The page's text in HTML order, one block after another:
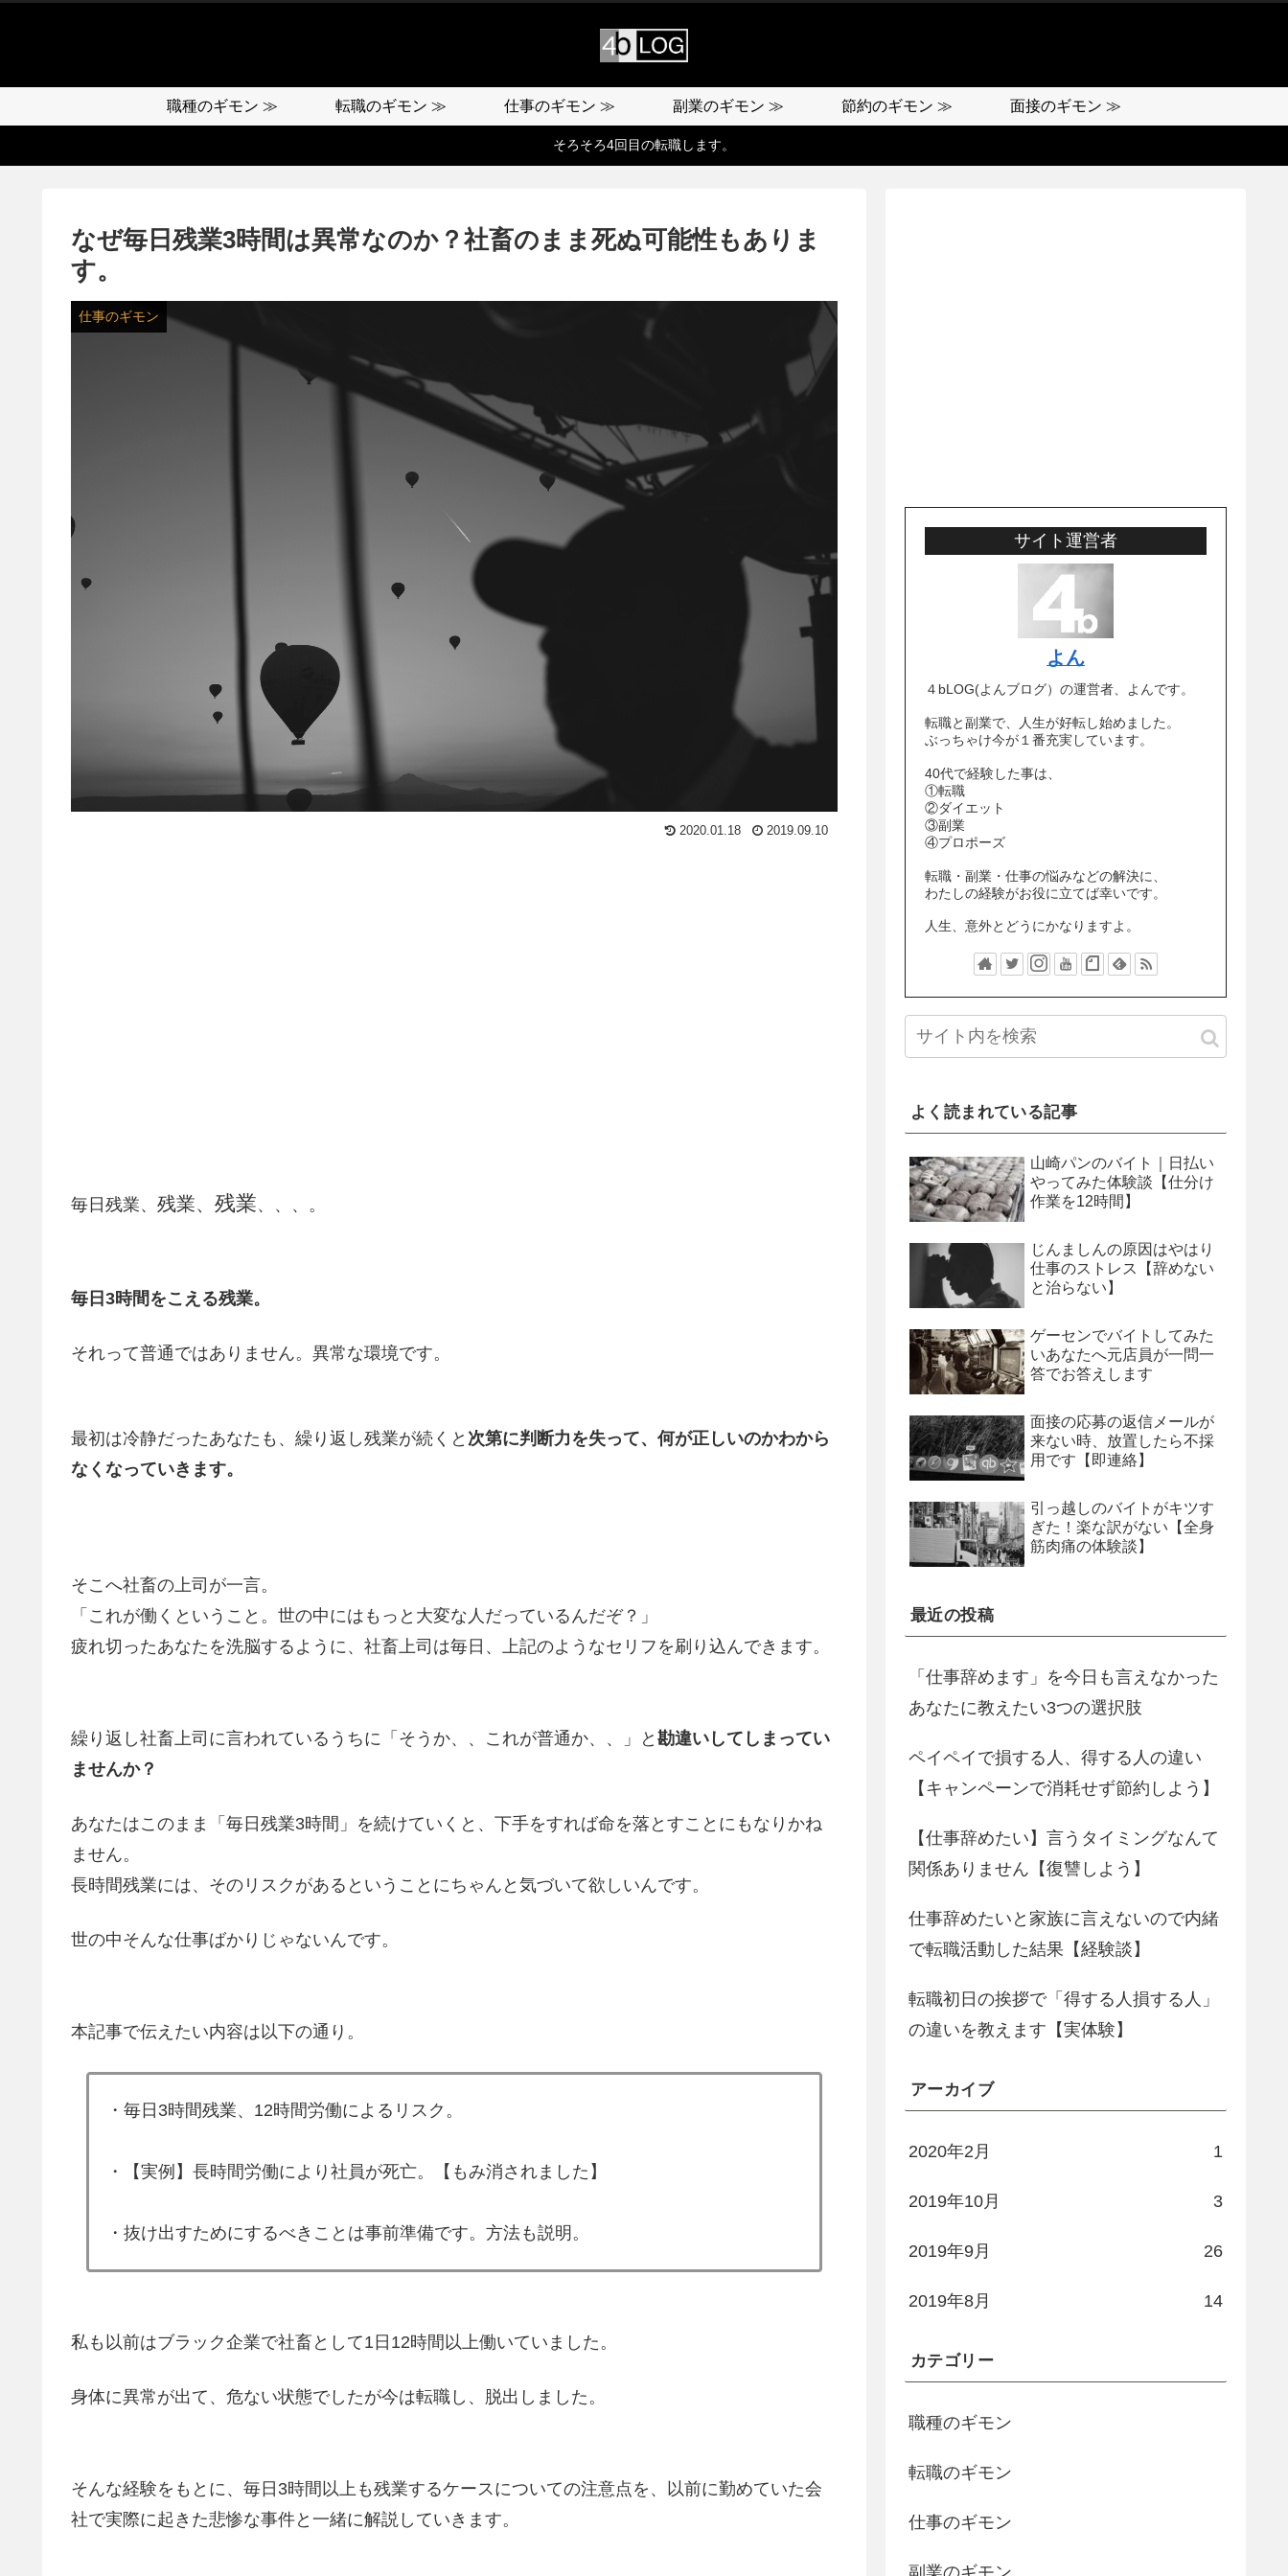
職種のギモン ≫ 転職のギモン ≫ 仕事のギモン ≫ 副業のギモン ≫ 節約のギモン ≫ 面接のギモン ≫
そろそろ4回目の転職します。
なぜ毎日残業3時間は異常なのか？社畜のまま死ぬ可能性もありま
す。
仕事のギモン
2020.01.18 2019.09.10
毎日残業、 残業、 残業、、、。
毎日3時間をこえる残業。
それって普通ではありません。異常な環境です。
最初は冷静だったあなたも、繰り返し残業が続くと 次第に判断力を失って、何が正しいのかわから
なくなっていきます。
そこへ社畜の上司が一言。
「これが働くということ。世の中にはもっと大変な人だっているんだぞ？」
疲れ切ったあなたを洗脳するように、社畜上司は毎日、上記のようなセリフを刷り込んできます。
繰り返し社畜上司に言われているうちに「そうか、、これが普通か、、」と 勘違いしてしまってい
ませんか？
あなたはこのまま「毎日残業3時間」を続けていくと、下手をすれば命を落とすことにもなりかね
ません。
長時間残業には、そのリスクがあるということにちゃんと気づいて欲しいんです。
世の中そんな仕事ばかりじゃないんです。
本記事で伝えたい内容は以下の通り。
・毎日3時間残業、12時間労働によるリスク。
・【実例】長時間労働により社員が死亡。【もみ消されました】
・抜け出すためにするべきことは事前準備です。方法も説明。
私も以前はブラック企業で社畜として1日12時間以上働いていました。
身体に異常が出て、危ない状態でしたが今は転職し、脱出しました。
そんな経験をもとに、毎日3時間以上も残業するケースについての注意点を、以前に勤めていた会
社で実際に起きた悲惨な事件と一緒に解説していきます。
サイト運営者
よん
４bLOG(よんブログ）の運営者、よんです。
転職と副業で、人生が好転し始めました。
ぶっちゃけ今が１番充実しています。
40代で経験した事は、
①転職
②ダイエット
③副業
④プロポーズ
転職・副業・仕事の悩みなどの解決に、
わたしの経験がお役に立てば幸いです。
人生、意外とどうにかなりますよ。
よく読まれている記事
山崎パンのバイト｜日払い
やってみた体験談【仕分け
作業を12時間】
じんましんの原因はやはり
仕事のストレス【辞めない
と治らない】
ゲーセンでバイトしてみた
いあなたへ元店員が一問一
答でお答えします
面接の応募の返信メールが
来ない時、放置したら不採
用です【即連絡】
引っ越しのバイトがキツす
ぎた！楽な訳がない【全身
筋肉痛の体験談】
最近の投稿
「仕事辞めます」を今日も言えなかった
あなたに教えたい3つの選択肢
ペイペイで損する人、得する人の違い
【キャンペーンで消耗せず節約しよう】
【仕事辞めたい】言うタイミングなんて
関係ありません【復讐しよう】
仕事辞めたいと家族に言えないので内緒
で転職活動した結果【経験談】
転職初日の挨拶で「得する人損する人」
の違いを教えます【実体験】
アーカイブ
2020年2月 1
2019年10月 3
2019年9月 26
2019年8月 14
カテゴリー
職種のギモン
転職のギモン
仕事のギモン
副業のギモン